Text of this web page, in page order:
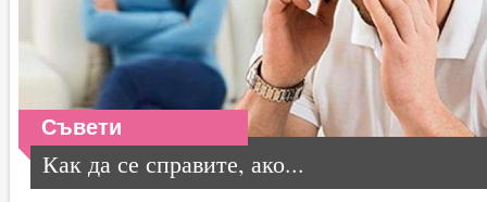
Съвети
Как да се справите, ако...